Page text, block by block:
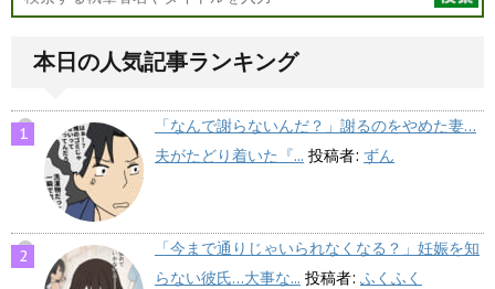
本日の人気記事ランキング
「なんで謝らないんだ？」謝るのをやめた妻…
夫がたどり着いた『... 投稿者: ずん
「今まで通りじゃいられなくなる？」妊娠を知
らない彼氏…大事な... 投稿者: ふくふく